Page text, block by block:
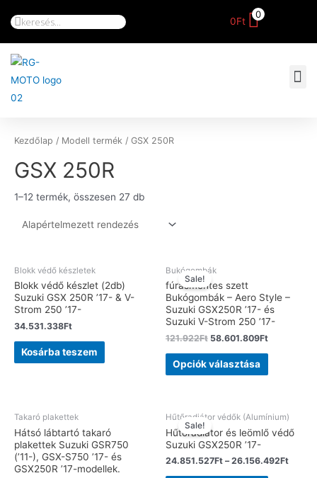
0Ft
0
Kezdőlap / Modell termék / GSX 250R
GSX 250R
1–12 termék, összesen 27 db
Blokk védő készletek
Blokk védő készlet (2db)
Suzuki GSX 250R ’17- & V-
Strom 250 ’17-
34.531.338Ft
Kosárba teszem
Sale!
Bukógombák
fúrásmentes szett
Bukógombák – Aero Style –
Suzuki GSX250R ’17- és
Suzuki V-Strom 250 ’17-
121.922Ft 58.601.809Ft
Opciók választása
Takaró plakettek
Hátsó lábtartó takaró
plakettek Suzuki GSR750
(’11-), GSX-S750 ’17- és
GSX250R ’17-modellek.
Sale!
Hűtőradiátor védők (Alumínium)
Hűtőradiátor és leömlő védő
Suzuki GSX250R ’17-
24.851.527Ft –26.156.492Ft